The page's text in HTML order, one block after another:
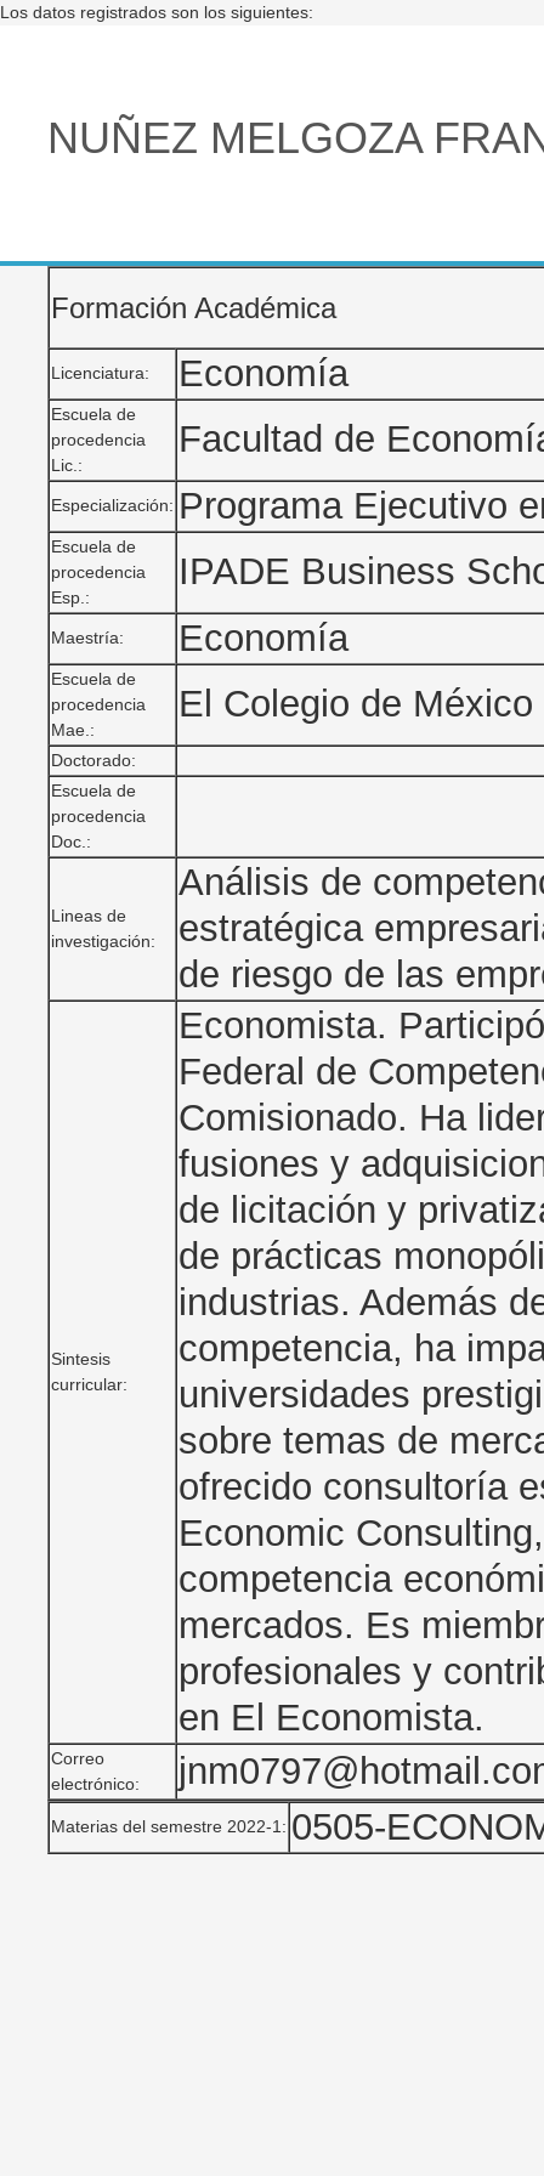
Los datos registrados son los siguientes:
NUÑEZ MELGOZA
Formación Académica
Licenciatura: Economía
Escuela de
procedencia
Lic.:
Facultad de
Especialización: Programa Ejecutivo
Escuela de
procedencia
Esp.:
IPADE Business
Maestría: Economía
Escuela de
procedencia
Mae.:
El Colegio de México
Doctorado:
Escuela de
procedencia
Doc.:
Lineas de
investigación:
Análisis de
estratégica
de riesgo de las
Sintesis
curricular:
Economista.
Federal de
Comisionado. Ha
fusiones y
de licitación y
de prácticas
industrias. Además
competencia, ha
universidades
sobre temas de
ofrecido consultoría
Economic
competencia
mercados. Es
profesionales y
en El Economista.
Correo
electrónico:
Materias del semestre 2022-1: 0505-